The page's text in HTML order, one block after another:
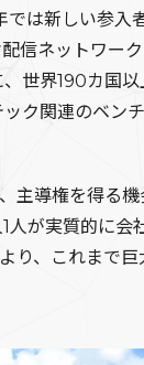
では新しい参入
信ネットワー
世界190カ国
ク関連のベン
主導権を得る
人が実質的に会
り、これまで